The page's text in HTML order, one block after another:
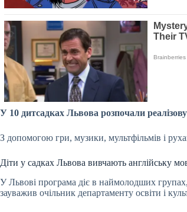
У 10 дитсадках Львова розпочали
З допомогою гри, музики, мультфільмів і
Діти у садках Львова вивчають англійську
У Львові програма діє в наймолодших
зауважив очільник департаменту освіти і